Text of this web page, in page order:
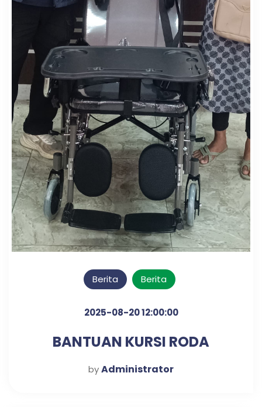
Berita Berita
2025-08-20 12:00:00
BANTUAN KURSI RODA
byAdministrator